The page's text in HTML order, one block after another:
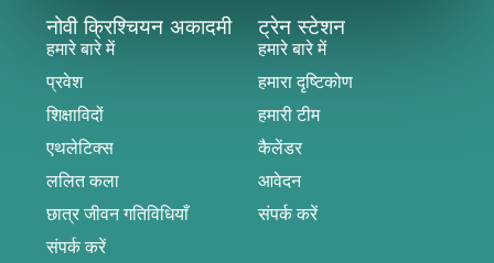
नोवी क्रिश्चियन अकादमी
हमारे बारे में
प्रवेश
शिक्षाविदों
एथलेटिक्स
ललित कला
छात्र जीवन गतिविधियाँ
संपर्क करें
ट्रेन स्टेशन
हमारे बारे में
हमारा दृष्टिकोण
हमारी टीम
कैलेंडर
आवेदन
संपर्क करें